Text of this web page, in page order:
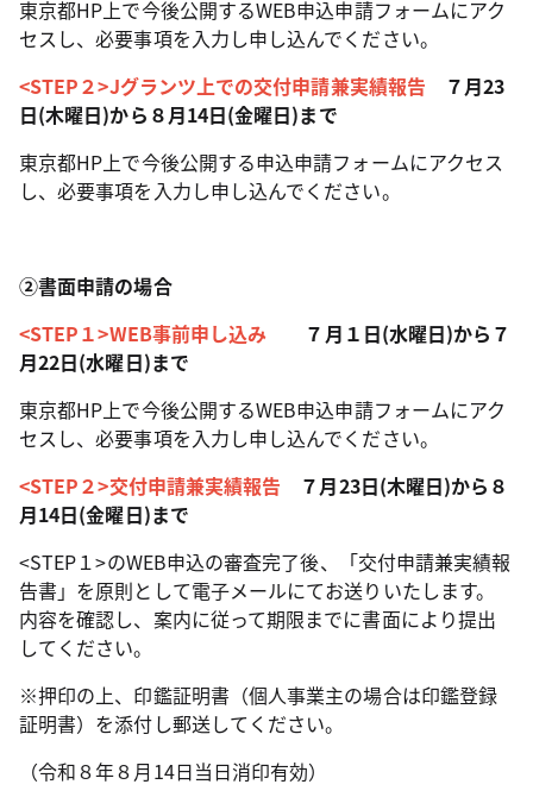
東京都HP上で今後公開するWEB申込申請フォームにアク
セスし、必要事項を入力し申し込んでください。
<STEP２>Jグランツ上での交付申請兼実績報告
７月23
日(木曜日)から８月14日(金曜日)まで
東京都HP上で今後公開する申込申請フォームにアクセス
し、必要事項を入力し申し込んでください。
②書面申請の場合
<STEP１>WEB事前申し込み
７月１日(水曜日)から７
月22日(水曜日)まで
東京都HP上で今後公開するWEB申込申請フォームにアク
セスし、必要事項を入力し申し込んでください。
<STEP２>交付申請兼実績報告
７月23日(木曜日)から８
月14日(金曜日)まで
<STEP１>のWEB申込の審査完了後、「交付申請兼実績報
告書」を原則として電子メールにてお送りいたします。
内容を確認し、案内に従って期限までに書面により提出
してください。
※押印の上、印鑑証明書（個人事業主の場合は印鑑登録
証明書）を添付し郵送してください。
（令和８年８月14日当日消印有効）